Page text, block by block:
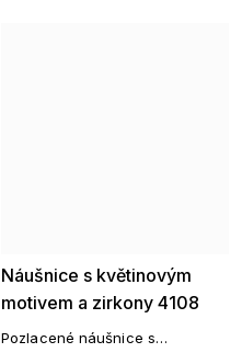
Náušnice s květinovým
motivem a zirkony 4108
Pozlacené náušnice s